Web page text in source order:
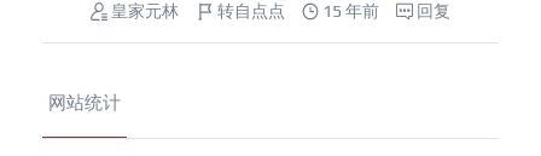
皇家元林 转自点点 15 年前 回复
网站统计